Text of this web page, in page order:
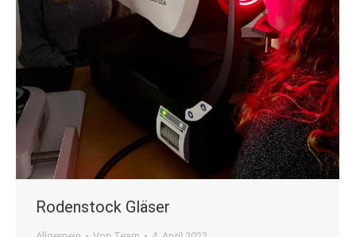
Rodenstock Gläser